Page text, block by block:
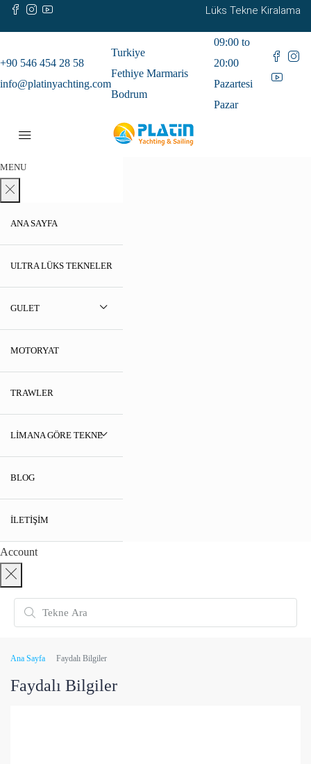
Lüks Tekne Kiralama
+90 546 454 28 58
info@platinyachting.com
Turkiye
Fethiye Marmaris
Bodrum
09:00 to
20:00
Pazartesi
Pazar
MENU
ANA SAYFA
ULTRA LÜKS TEKNELER
GULET
MOTORYAT
TRAWLER
LIMANA GÖRE TEKNE
BLOG
İLETIŞIM
Account
Ana Sayfa Faydalı Bilgiler
Faydalı Bilgiler